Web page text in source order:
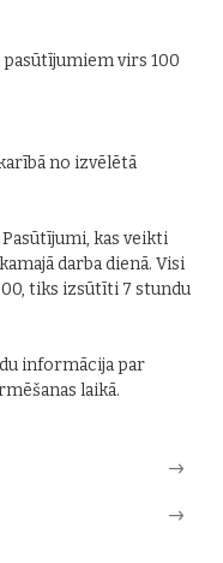
pasūtījumiem virs 100
no izvēlētā
kas veikti
darba dienā. Visi
tiks izsūtīti 7 stundu
informācija par
laikā.